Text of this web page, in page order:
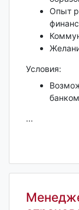
Опыт
Условия:
...